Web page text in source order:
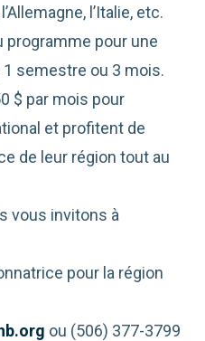
l’Italie, etc.
programme pour une
semestre ou 3 mois.
$ par mois pour
et profitent de
de leur région tout au
vous invitons à
pour la région
ou (506) 377-3799